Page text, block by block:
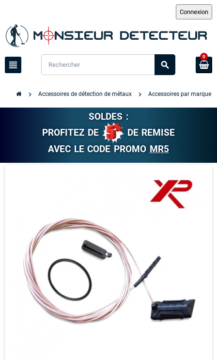
view_headline search
0
chevron_right Accessoires de détection de métaux chevron_right Accessoires par marque
SOLDES :
PROFITEZ DE
DE REMISE
AVEC LE CODE PROMO MR5